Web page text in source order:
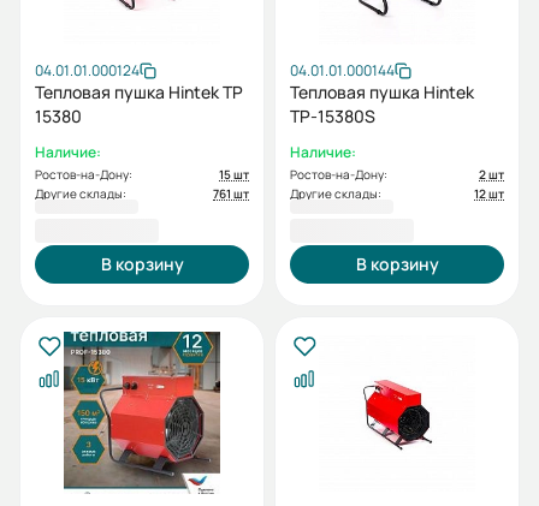
04.01.01.000124
Тепловая пушка Hintek TP
15380
Наличие:
Ростов-на-Дону:
15 шт
Другие склады:
761 шт
В корзину
04.01.01.000144
Тепловая пушка Hintek
TP-15380S
Наличие:
Ростов-на-Дону:
2 шт
Другие склады:
12 шт
В корзину